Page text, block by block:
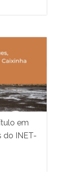
em
do INET-